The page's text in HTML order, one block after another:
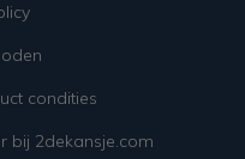
condities
bij 2dekansje.com